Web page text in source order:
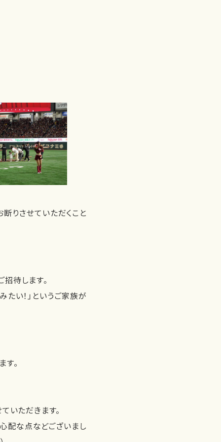
りさせていただくこと
待します。
い！」というご家族が
。
いただきます。
配な点などございまし